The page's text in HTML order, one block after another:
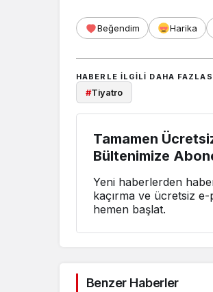
Beğendim Harika
HABERLE ILGILI DAHA
#Tiyatro
Tamamen
Bültenimize
Yeni haberlerden
kaçırma ve ücretsiz
hemen başlat.
Benzer Haberler